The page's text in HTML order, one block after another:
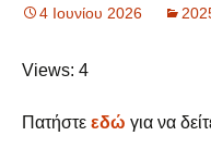
4 Ιουνίου 2026
Views: 4
Πατήστε εδώ για να